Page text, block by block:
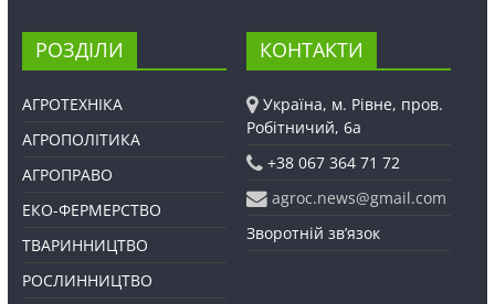
РОЗДІЛИ
АГРОТЕХНІКА
АГРОПОЛІТИКА
АГРОПРАВО
ЕКО-ФЕРМЕРСТВО
ТВАРИННИЦТВО
РОСЛИННИЦТВО
КОНТАКТИ
Україна, м. Рівне, пров.
Робітничий, 6а
+38 067 364 71 72
agroc.news@gmail.com
Зворотній зв’язок